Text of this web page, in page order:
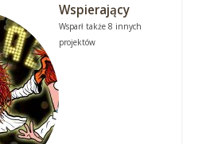
Wspierający
Wsparł także 8 innych
projektów